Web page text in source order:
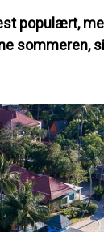
populært,
sommeren,